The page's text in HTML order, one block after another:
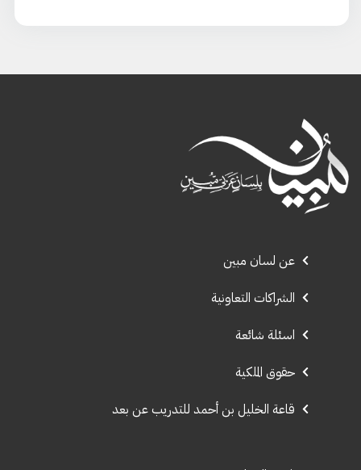
عن لسان مبين
الشراكات التعاونية
اسئلة شائعة
حقوق الملكية
قاعة الخليل بن أحمد للتدريب عن بعد